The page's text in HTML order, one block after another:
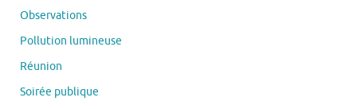
Observations
Pollution lumineuse
Réunion
Soirée publique